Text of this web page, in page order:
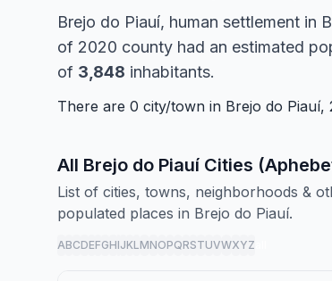
Brejo do Piauí, human settlement in
of 2020 county had an estimated
of 3,848 inhabitants.
There are 0 city/town in Brejo do Piauí,
All Brejo do Piauí Cities
List of cities, towns, neighborhoods &
populated places in Brejo do Piauí.
ABCDEFGHIJKLMNOPQRSTUVWXYZ